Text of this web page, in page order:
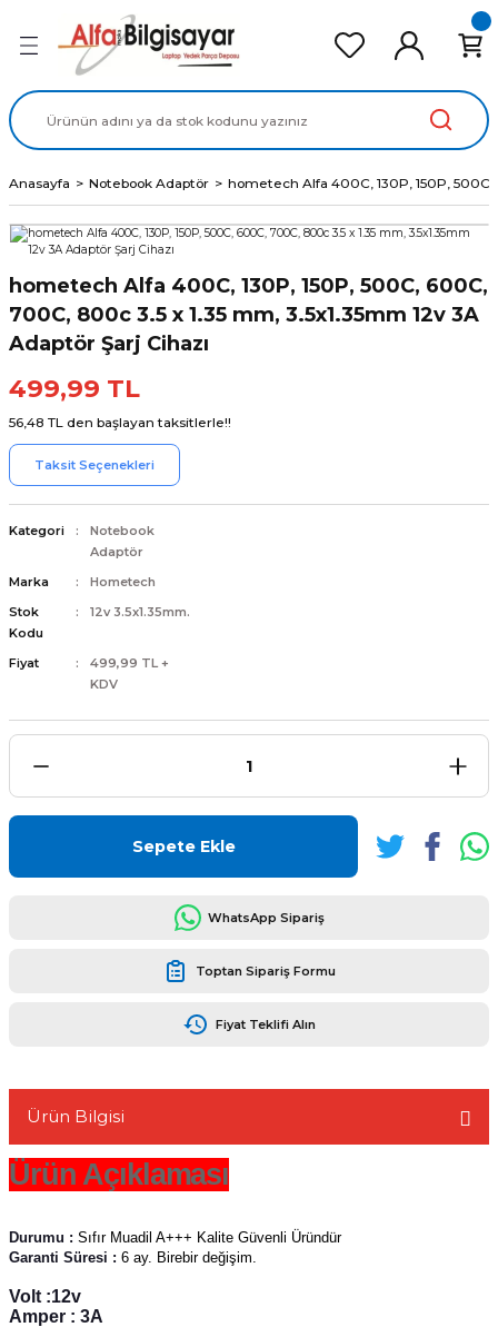
Geri Dön
Geri Dön
Geri Dön
Geri Dön
Geri Dön
Anasayfa Notebook Adaptör hometech Alfa 400C, 130P, 150P, 500C,
hometech Alfa 400C, 130P, 150P, 500C, 600C,
700C, 800c 3.5 x 1.35 mm, 3.5x1.35mm 12v 3A
Adaptör Şarj Cihazı
499,99 TL
56,48 TL den başlayan taksitlerle!!
Taksit Seçenekleri
Kategori
Notebook
Adaptör
Marka
Hometech
Stok
Kodu
12v 3.5x1.35mm.
Fiyat
499,99 TL +
KDV
Sepete Ekle
WhatsApp Sipariş
Toptan Sipariş Formu
Fiyat Teklifi Alın
Ürün Bilgisi
Ürün Açıklaması
Durumu : Sıfır Muadil A+++ Kalite Güvenli Üründür
Garanti Süresi : 6 ay. Birebir değişim.
Volt :12v
Amper : 3A